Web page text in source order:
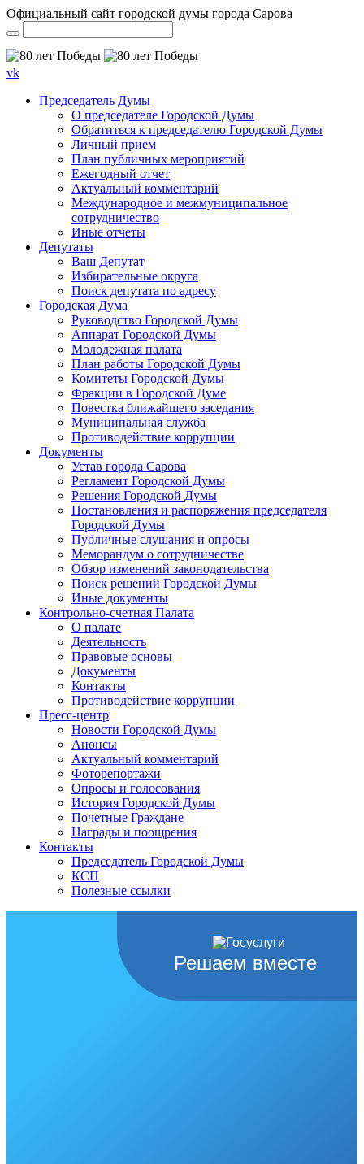
Официальный сайт городской думы города Сарова
vk
Председатель Думы
О председателе Городской Думы
Обратиться к председателю Городской Думы
Личный прием
План публичных мероприятий
Ежегодный отчет
Актуальный комментарий
Международное и межмуниципальное
сотрудничество
Иные отчеты
Депутаты
Ваш Депутат
Избирательные округа
Поиск депутата по адресу
Городская Дума
Руководство Городской Думы
Аппарат Городской Думы
Молодежная палата
План работы Городской Думы
Комитеты Городской Думы
Фракции в Городской Думе
Повестка ближайшего заседания
Муниципальная служба
Противодействие коррупции
Документы
Устав города Сарова
Регламент Городской Думы
Решения Городской Думы
Постановления и распоряжения председателя
Городской Думы
Публичные слушания и опросы
Меморандум о сотрудничестве
Обзор изменений законодательства
Поиск решений Городской Думы
Иные документы
Контрольно-счетная Палата
О палате
Деятельность
Правовые основы
Документы
Контакты
Противодействие коррупции
Пресс-центр
Новости Городской Думы
Анонсы
Актуальный комментарий
Фоторепортажи
Опросы и голосования
История Городской Думы
Почетные Граждане
Награды и поощрения
Контакты
Председатель Городской Думы
КСП
Полезные ссылки
Решаем вместе